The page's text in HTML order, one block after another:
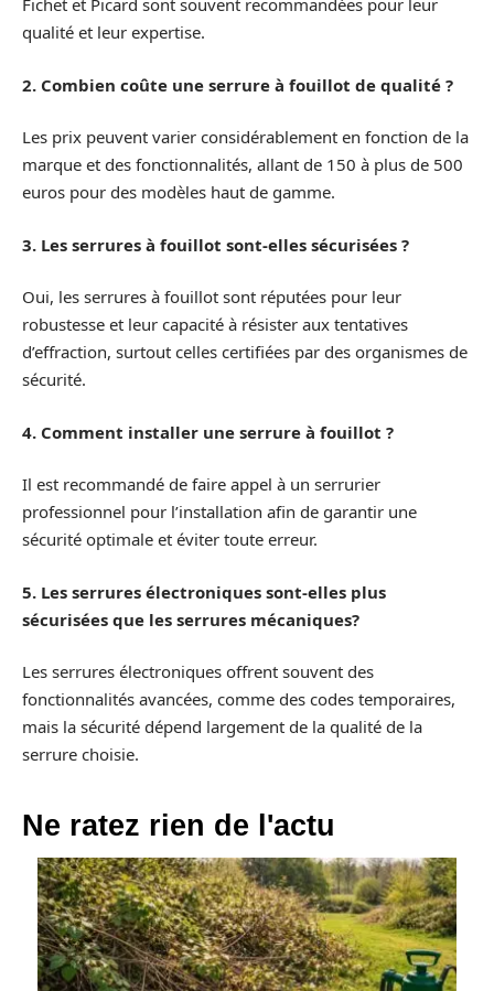
Fichet et Picard sont souvent recommandées pour leur
qualité et leur expertise.
2. Combien coûte une serrure à fouillot de qualité ?
Les prix peuvent varier considérablement en fonction de la
marque et des fonctionnalités, allant de 150 à plus de 500
euros pour des modèles haut de gamme.
3. Les serrures à fouillot sont-elles sécurisées ?
Oui, les serrures à fouillot sont réputées pour leur
robustesse et leur capacité à résister aux tentatives
d’effraction, surtout celles certifiées par des organismes de
sécurité.
4. Comment installer une serrure à fouillot ?
Il est recommandé de faire appel à un serrurier
professionnel pour l’installation afin de garantir une
sécurité optimale et éviter toute erreur.
5. Les serrures électroniques sont-elles plus
sécurisées que les serrures mécaniques?
Les serrures électroniques offrent souvent des
fonctionnalités avancées, comme des codes temporaires,
mais la sécurité dépend largement de la qualité de la
serrure choisie.
Ne ratez rien de l'actu